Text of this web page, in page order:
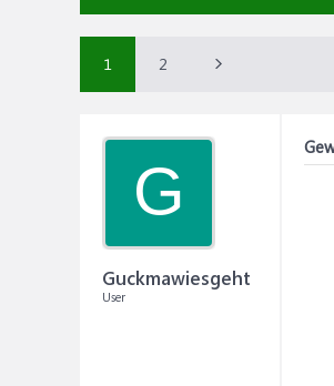
1 2
G
Guckmawiesgeht
User